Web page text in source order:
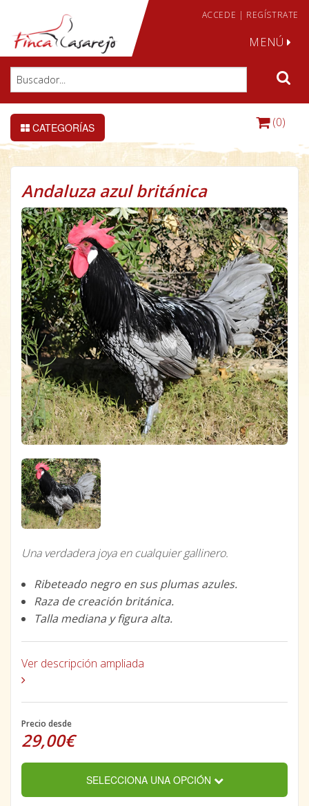
ACCEDE | REGÍSTRATE
MENÚ
CATEGORÍAS (0)
Andaluza azul británica
Una verdadera joya en cualquier gallinero.
Ribeteado negro en sus plumas azules.
Raza de creación británica.
Talla mediana y figura alta.
Ver descripción ampliada
Precio desde
29,00€
SELECCIONA UNA OPCIÓN